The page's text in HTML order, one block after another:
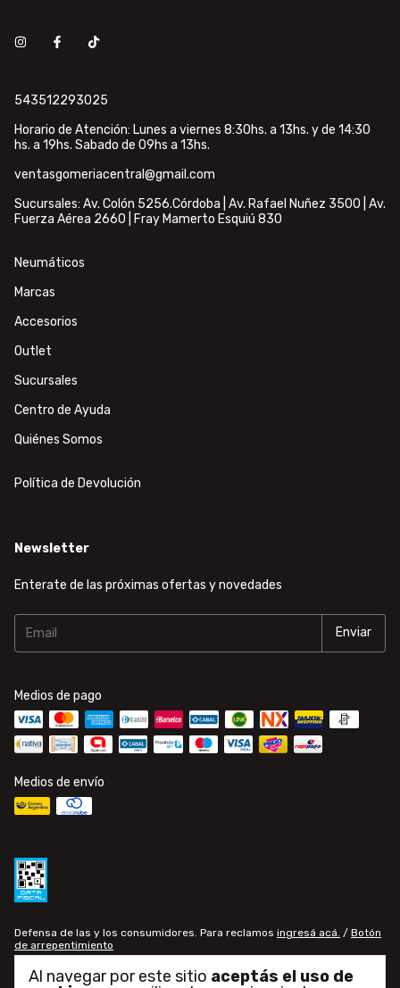
Al navegar por este sitio aceptás el uso de
543512293025
Horario de Atención: Lunes a viernes 8:30hs. a 13hs. y de 14:30
hs. a 19hs. Sabado de 09hs a 13hs.
ventasgomeriacentral@gmail.com
Sucursales: Av. Colón 5256.Córdoba | Av. Rafael Nuñez 3500 | Av.
Fuerza Aérea 2660 | Fray Mamerto Esquiú 830
Neumáticos
Marcas
Accesorios
Outlet
Sucursales
Centro de Ayuda
Quiénes Somos
Política de Devolución
Newsletter
Enterate de las próximas ofertas y novedades
Medios de pago
Medios de envío
Defensa de las y los consumidores. Para reclamos ingresá acá. / Botón
de arrepentimiento